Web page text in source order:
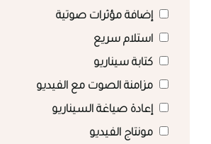
إضافة مؤثرات صوتية
استلام سريع
كتابة سيناريو
مزامنة الصوت مع الفيديو
إعادة صياغة السيناريو
مونتاج الفيديو